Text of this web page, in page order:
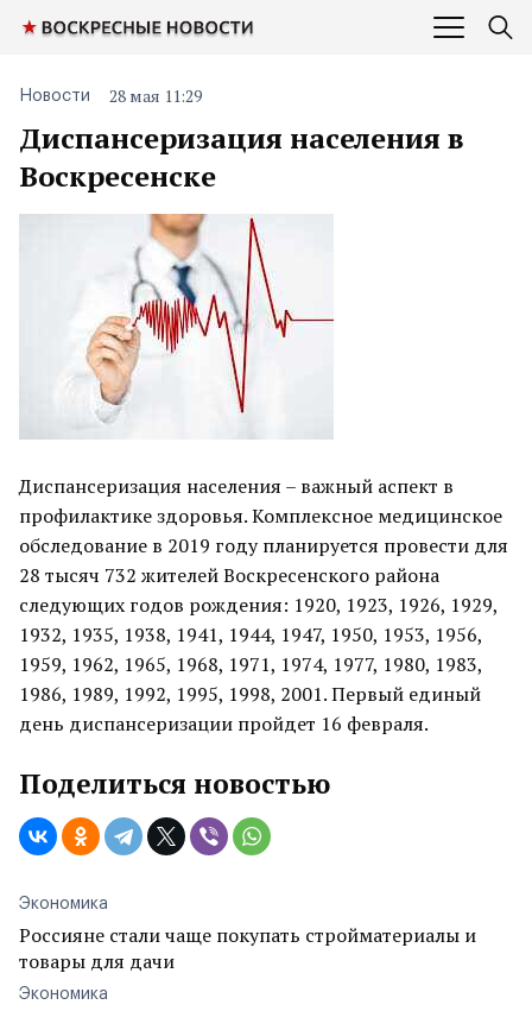
Диспансеризация населения в
Воскресенске
Новости 28 мая 11:29
Диспансеризация населения – важный аспект в
профилактике здоровья. Комплексное медицинское
обследование в 2019 году планируется провести для
28 тысяч 732 жителей Воскресенского района
следующих годов рождения: 1920, 1923, 1926, 1929,
1932, 1935, 1938, 1941, 1944, 1947, 1950, 1953, 1956,
1959, 1962, 1965, 1968, 1971, 1974, 1977, 1980, 1983,
1986, 1989, 1992, 1995, 1998, 2001. Первый единый
день диспансеризации пройдет 16 февраля.
Поделиться новостью
Экономика
Россияне стали чаще покупать стройматериалы и
товары для дачи
Экономика